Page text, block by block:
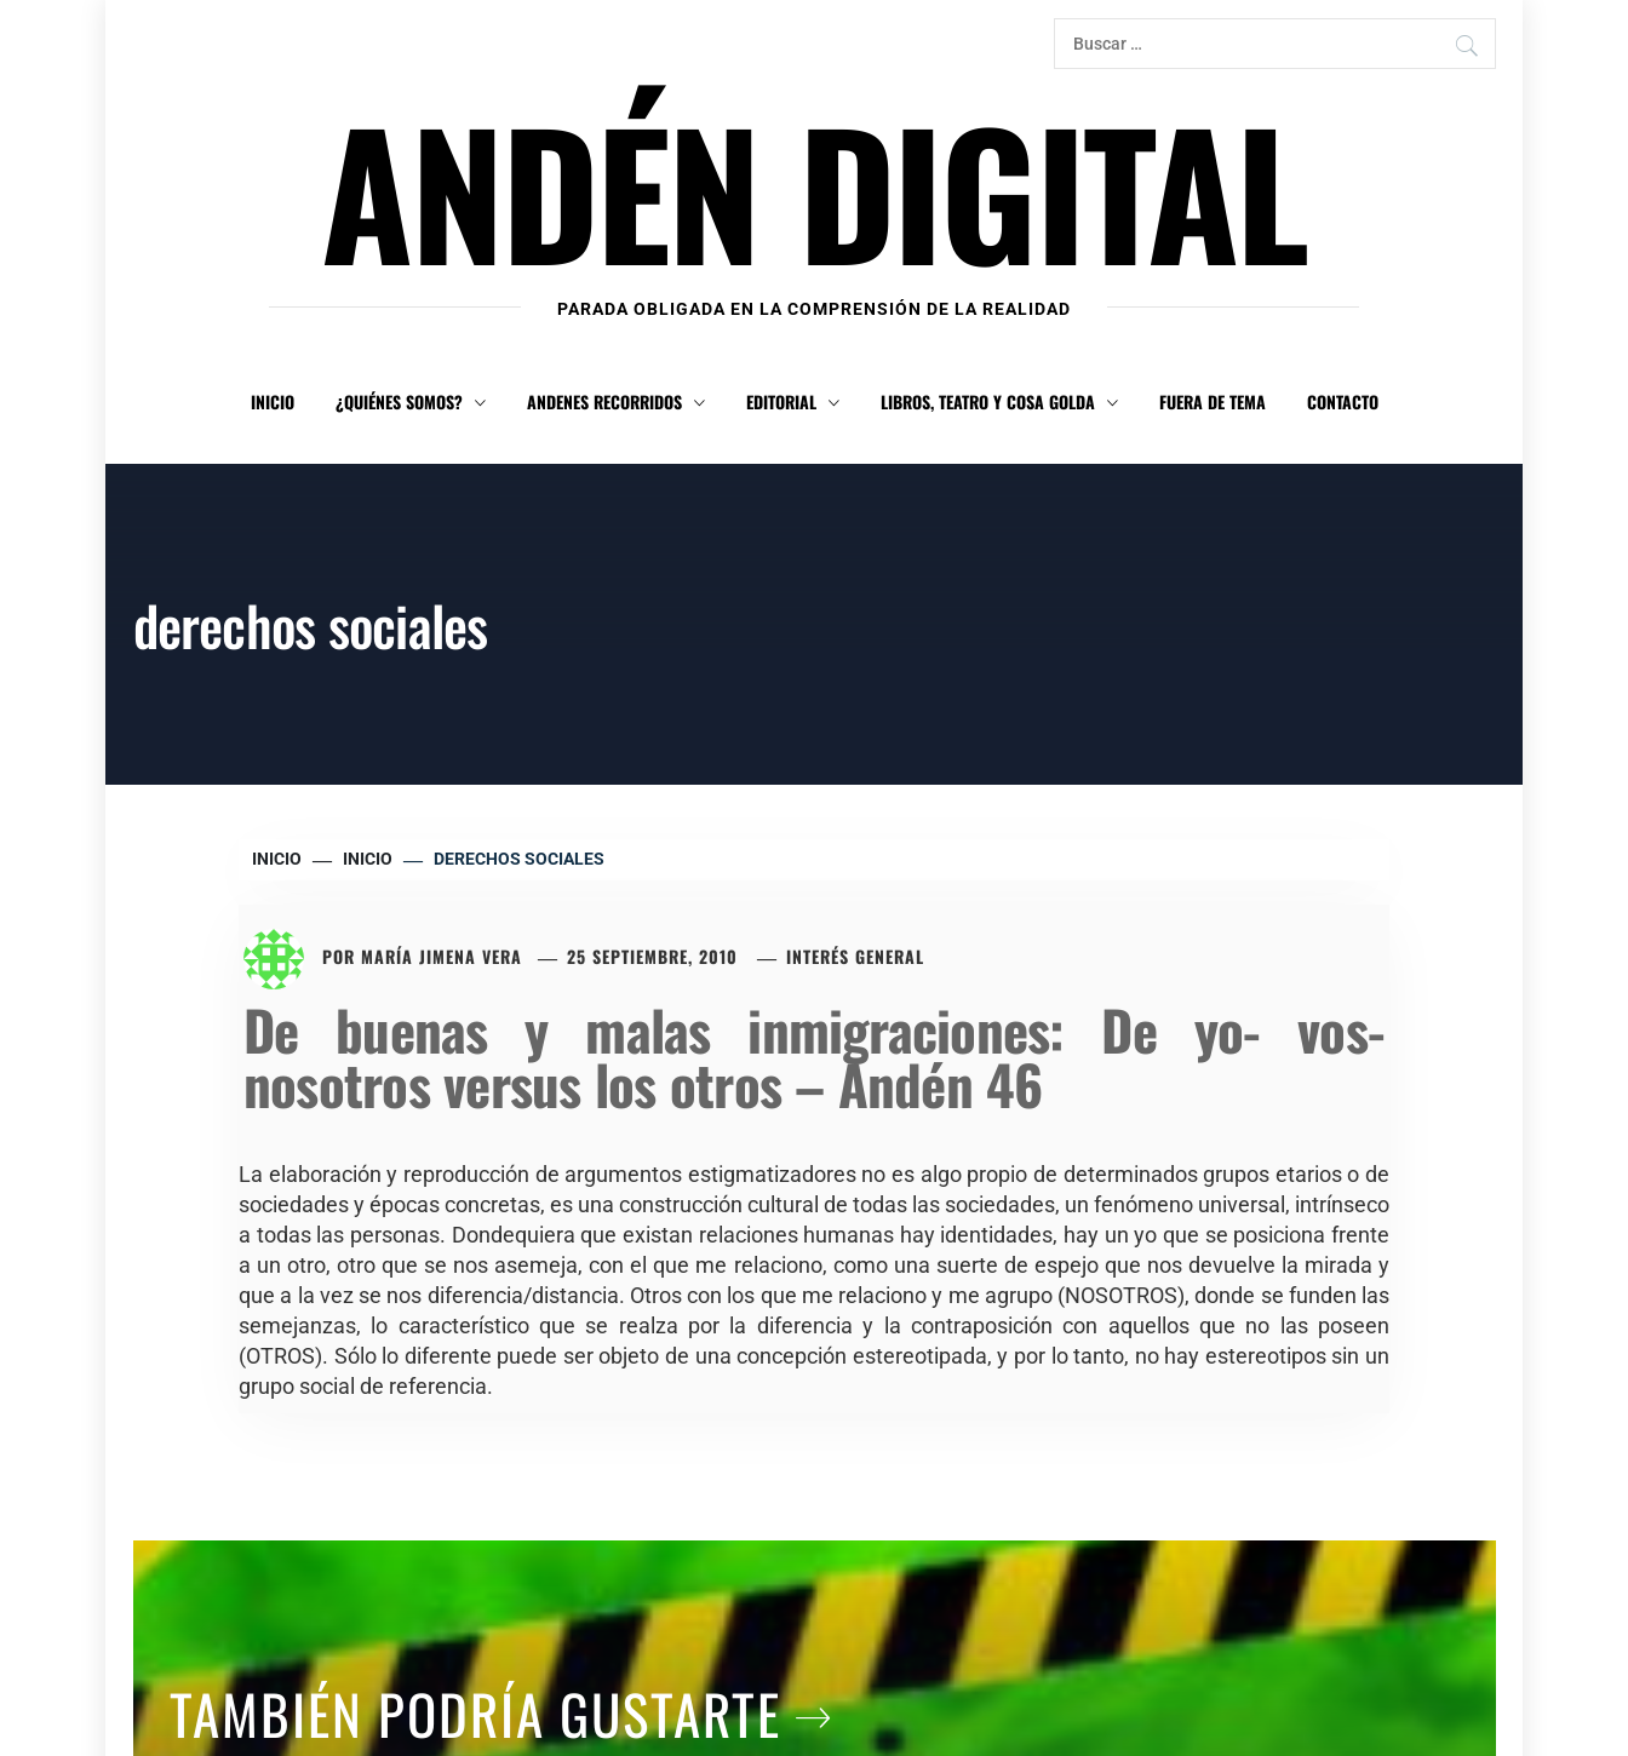
Buscar:
ANDÉN DIGITAL
PARADA OBLIGADA EN LA COMPRENSIÓN DE LA REALIDAD
INICIO ¿QUIÉNES SOMOS? ANDENES RECORRIDOS EDITORIAL LIBROS, TEATRO Y COSA GOLDA FUERA DE TEMA CONTACTO
derechos sociales
INICIO INICIO DERECHOS SOCIALES
POR MARÍA JIMENA VERA 25 SEPTIEMBRE, 2010 INTERÉS GENERAL
De buenas y malas inmigraciones: De yo- vos-
nosotros versus los otros – Andén 46
La elaboración y reproducción de argumentos estigmatizadores no es algo propio de determinados grupos etarios o de
sociedades y épocas concretas, es una construcción cultural de todas las sociedades, un fenómeno universal, intrínseco
a todas las personas. Dondequiera que existan relaciones humanas hay identidades, hay un yo que se posiciona frente
a un otro, otro que se nos asemeja, con el que me relaciono, como una suerte de espejo que nos devuelve la mirada y
que a la vez se nos diferencia/distancia. Otros con los que me relaciono y me agrupo (NOSOTROS), donde se funden las
semejanzas, lo característico que se realza por la diferencia y la contraposición con aquellos que no las poseen
(OTROS). Sólo lo diferente puede ser objeto de una concepción estereotipada, y por lo tanto, no hay estereotipos sin un
grupo social de referencia.
TAMBIÉN PODRÍA GUSTARTE